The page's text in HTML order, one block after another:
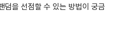
덤을 선점할 수 있는 방법이 궁금